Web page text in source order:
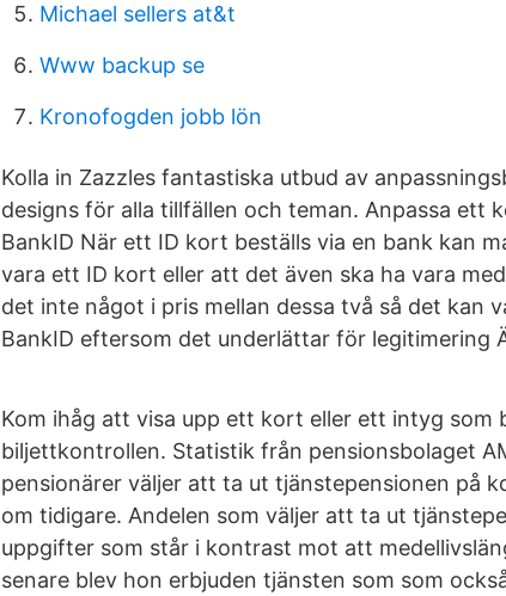
Michael sellers at&t
Www backup se
Kronofogden jobb lön
Kolla in Zazzles fantastiska utbud av
designs för alla tillfällen och teman. Anpassa ett
BankID När ett ID kort beställs via en bank kan
vara ett ID kort eller att det även ska ha vara
det inte något i pris mellan dessa två så det kan
BankID eftersom det underlättar för legitimering
Kom ihåg att visa upp ett kort eller ett intyg som
biljettkontrollen. Statistik från pensionsbolaget
pensionärer väljer att ta ut tjänstepensionen på
om tidigare. Andelen som väljer att ta ut
uppgifter som står i kontrast mot att
senare blev hon erbjuden tjänsten som som